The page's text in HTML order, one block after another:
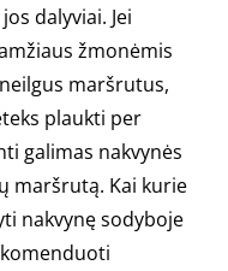
dalyviai. Jei
žmonėmis
maršrutus,
plaukti per
galimas nakvynės
maršrutą. Kai kurie
nakvynę sodyboje